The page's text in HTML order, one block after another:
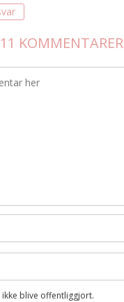
KOMMENTARER
blive offentliggjort.